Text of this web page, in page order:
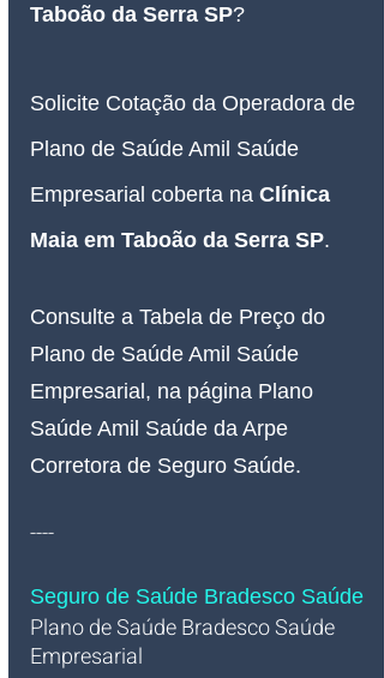
Taboão da Serra SP?
Solicite Cotação da Operadora de
Plano de Saúde Amil Saúde
Empresarial coberta na Clínica
Maia em Taboão da Serra SP.
Consulte a Tabela de Preço do
Plano de Saúde Amil Saúde
Empresarial, na página Plano
Saúde Amil Saúde da Arpe
Corretora de Seguro Saúde.
----
Seguro de Saúde Bradesco Saúde
Plano de Saúde Bradesco Saúde
Empresarial